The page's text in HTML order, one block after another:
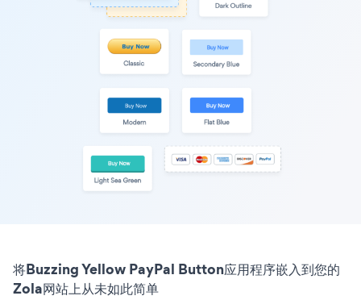
将Buzzing Yellow PayPal Button应用程序嵌入到您的
Zola网站上从未如此简单